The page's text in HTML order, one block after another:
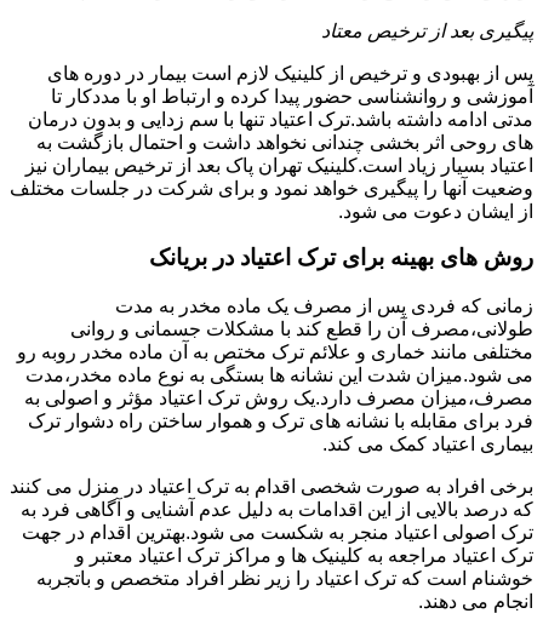
پیگیری بعد از ترخیص معتاد
پس از بهبودی و ترخیص از کلینیک لازم است بیمار در دوره های
آموزشی و روانشناسی حضور پیدا کرده و ارتباط او با مددکار تا
مدتی ادامه داشته باشد.ترک اعتیاد تنها با سم زدایی و بدون درمان
های روحی اثر بخشی چندانی نخواهد داشت و احتمال بازگشت به
اعتیاد بسیار زیاد است.کلینیک تهران پاک بعد از ترخیص بیماران نیز
وضعیت آنها را پیگیری خواهد نمود و برای شرکت در جلسات مختلف
از ایشان دعوت می شود.
روش های بهینه برای ترک اعتیاد در بریانک
زمانی که فردی پس از مصرف یک ماده مخدر به مدت
طولانی،مصرف آن را قطع کند با مشکلات جسمانی و روانی
مختلفی مانند خماری و علائم ترک مختص به آن ماده مخدر روبه رو
می شود.میزان شدت این نشانه ها بستگی به نوع ماده مخدر،مدت
مصرف،میزان مصرف دارد.یک روش ترک اعتیاد مؤثر و اصولی به
فرد برای مقابله با نشانه های ترک و هموار ساختن راه دشوار ترک
بیماری اعتیاد کمک می کند.
برخی افراد به صورت شخصی اقدام به ترک اعتیاد در منزل می کنند
که درصد بالایی از این اقدامات به دلیل عدم آشنایی و آگاهی فرد به
ترک اصولی اعتیاد منجر به شکست می شود.بهترین اقدام در جهت
ترک اعتیاد مراجعه به کلینیک ها و مراکز ترک اعتیاد معتبر و
خوشنام است که ترک اعتیاد را زیر نظر افراد متخصص و باتجربه
انجام می دهند.